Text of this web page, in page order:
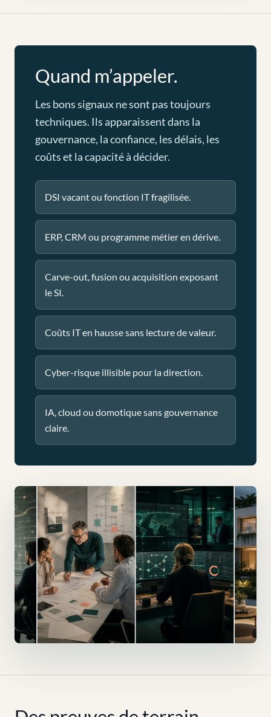
Quand m’appeler.
Les bons signaux ne sont pas toujours
techniques. Ils apparaissent dans la
gouvernance, la confiance, les délais, les
coûts et la capacité à décider.
DSI vacant ou fonction IT fragilisée.
ERP, CRM ou programme métier en dérive.
Carve-out, fusion ou acquisition exposant
le SI.
Coûts IT en hausse sans lecture de valeur.
Cyber-risque illisible pour la direction.
IA, cloud ou domotique sans gouvernance
claire.